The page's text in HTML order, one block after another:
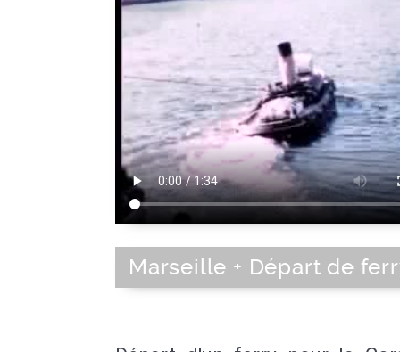
Marseille + Départ de